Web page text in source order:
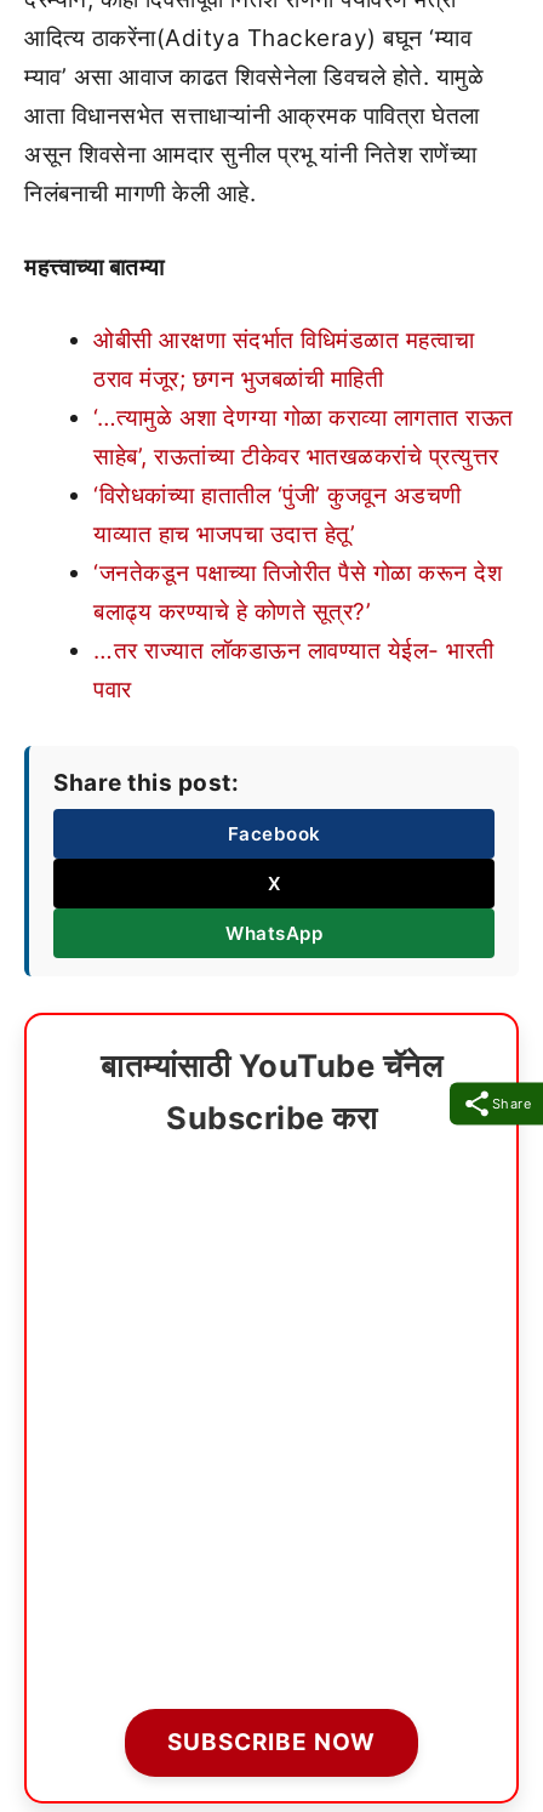
Share
आदित्य ठाकरेंना(Aditya Thackeray) बघून ‘म्याव
म्याव’ असा आवाज काढत शिवसेनेला डिवचले होते. यामुळे
आता विधानसभेत सत्ताधाऱ्यांनी आक्रमक पावित्रा घेतला
असून शिवसेना आमदार सुनील प्रभू यांनी नितेश राणेंच्या
निलंबनाची मागणी केली आहे.
महत्त्वाच्या बातम्या
ओबीसी आरक्षणा संदर्भात विधिमंडळात महत्वाचा
ठराव मंजूर; छगन भुजबळांची माहिती
‘…त्यामुळे अशा देणग्या गोळा कराव्या लागतात राऊत
साहेब’, राऊतांच्या टीकेवर भातखळकरांचे प्रत्युत्तर
‘विरोधकांच्या हातातील ‘पुंजी’ कुजवून अडचणी
याव्यात हाच भाजपचा उदात्त हेतू’
‘जनतेकडून पक्षाच्या तिजोरीत पैसे गोळा करून देश
बलाढ्य करण्याचे हे कोणते सूत्र?’
…तर राज्यात लॉकडाऊन लावण्यात येईल- भारती
पवार
Share this post:
Facebook
X
WhatsApp
बातम्यांसाठी YouTube चॅनेल
Subscribe करा
SUBSCRIBE NOW